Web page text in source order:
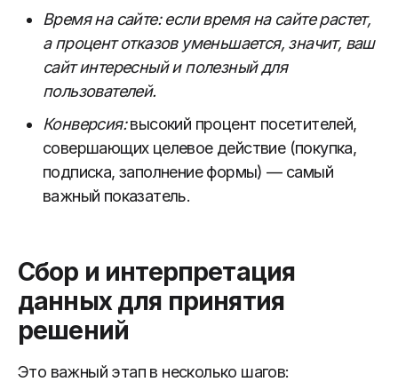
Время на сайте: если время на сайте растет,
а процент отказов уменьшается, значит, ваш
сайт интересный и полезный для
пользователей.
Конверсия:высокий процент посетителей,
совершающих целевое действие (покупка,
подписка, заполнение формы) — самый
важный показатель.
Сбор и интерпретация
данных для принятия
решений
Это важный этап в несколько шагов: